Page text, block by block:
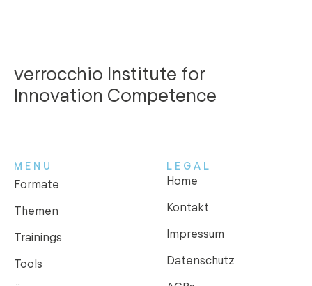
verrocchio Institute for
Innovation Competence
MENU
Formate
Themen
Trainings
Tools
LEGAL
Home
Kontakt
Impressum
Datenschutz